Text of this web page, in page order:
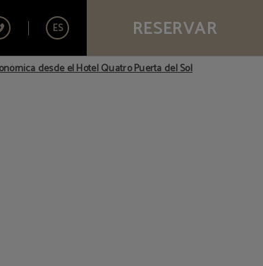
ES RESERVAR
desde el Hotel Quatro Puerta del Sol